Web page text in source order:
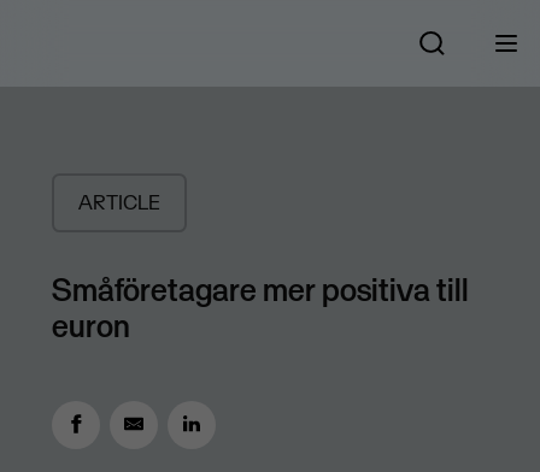
ARTICLE
Småföretagare mer positiva till
euron